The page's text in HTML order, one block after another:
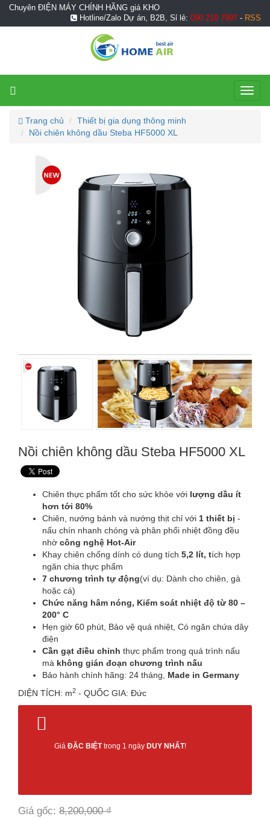
Chuyên ĐIỆN MÁY CHÍNH HÃNG giá KHO
Hotline/Zalo Dự án, B2B, Sỉ lẻ: 090 210 7997 - RSS
Trang chủ
Thiết bị gia dụng thông minh
Nồi chiên không dầu Steba HF5000 XL
Nồi chiên không dầu Steba HF5000 XL
Chiên thực phẩm tốt cho sức khỏe với lượng dầu ít
hơn tới 80%
Chiên, nướng bánh và nướng thịt chỉ với 1 thiết bị -
nấu chín nhanh chóng và phân phối nhiệt đồng đều
nhờ công nghệ Hot-Air
Khay chiên chống dính có dung tích 5,2 lít, tích hợp
ngăn chia thực phẩm
7 chương trình tự động(ví dụ: Dành cho chiên, gà
hoặc cá)
Chức năng hâm nóng, Kiểm soát nhiệt độ từ 80 –
200° C
Hẹn giờ 60 phút, Bảo vệ quá nhiệt, Có ngăn chứa dây
điện
Cần gạt điều chỉnh thực phẩm trong quá trình nấu
mà không gián đoạn chương trình nấu
Bảo hành chính hãng: 24 tháng, Made in Germany
DIỆN TÍCH: m2 - QUỐC GIA: Đức
Giá ĐẶC BIỆTtrong 1 ngày DUY NHẤT!
Giá gốc: 8,200,000 ₫